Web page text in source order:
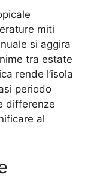
miti
si aggira
tra estate
rende l’isola
periodo
differenze
al